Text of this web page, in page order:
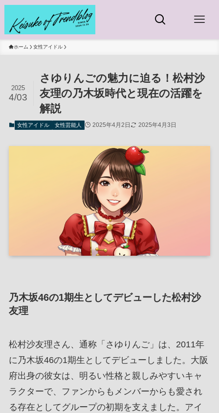
ホーム 女性アイドル
さゆりんごの魅力に迫る！松村沙
友理の乃木坂時代と現在の活躍を
解説
2025
4/03
女性アイドル 女性芸能人 2025年4月2日 2025年4月3日
乃木坂46の1期生としてデビューした松村沙
友理
松村沙友理さん、通称「さゆりんご」は、2011年
に乃木坂46の1期生としてデビューしました。大阪
府出身の彼女は、明るい性格と親しみやすいキャ
ラクターで、ファンからもメンバーからも愛され
る存在としてグループの初期を支えました。アイ